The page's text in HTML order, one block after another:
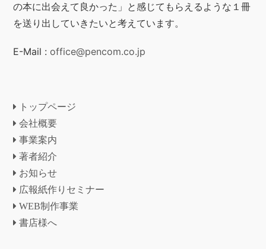
の本に出会えて良かった」と感じてもらえるような１冊
を送り出していきたいと考えています。
E-Mail :office@pencom.co.jp
トップページ
会社概要
事業案内
著者紹介
お知らせ
広報紙作りセミナー
WEB制作事業
書店様へ